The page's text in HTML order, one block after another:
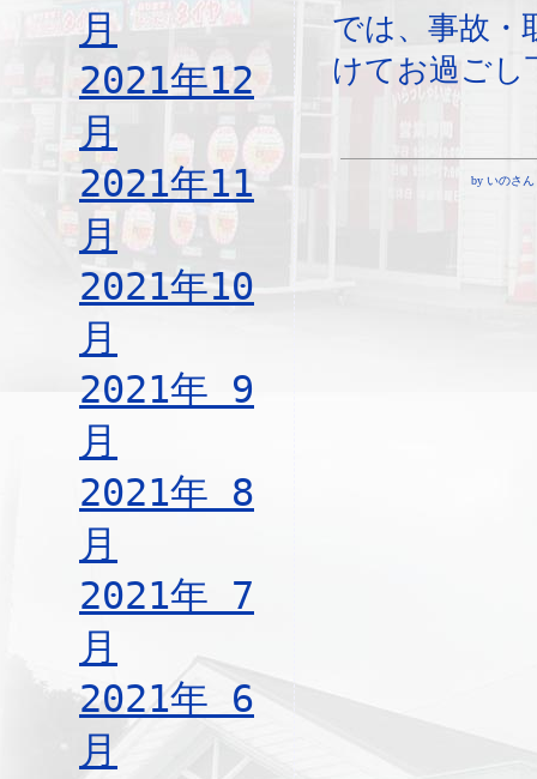
月
2021年12
月
2021年11
月
2021年10
月
2021年 9
月
2021年 8
月
2021年 7
月
2021年 6
月
では、事故・
けてお過ごし
by いのさん